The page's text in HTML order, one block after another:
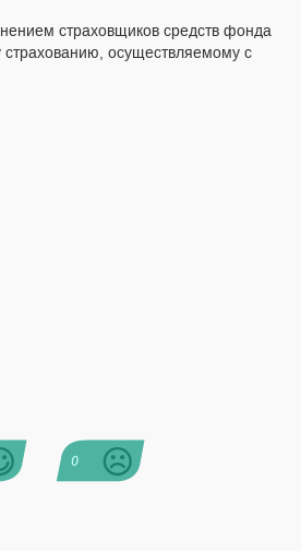
страховщиков средств фонда
страхованию, осуществляемому с
0